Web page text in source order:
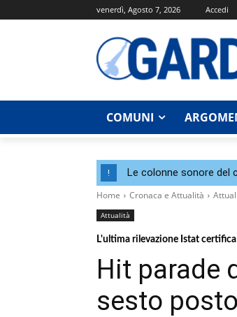
venerdì, Agosto 7, 2026 Accedi
COMUNI
! Le colonne sonore del
Home Cronaca e Attualità
Attualità
L'ultima rilevazione Istat
Hit parade
sesto posto